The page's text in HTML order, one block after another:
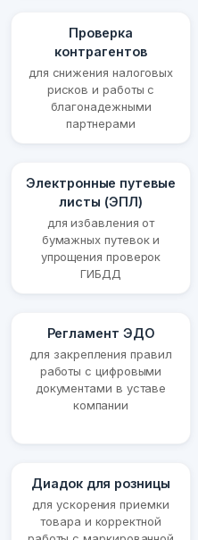
Проверка
контрагентов
для снижения налоговых
рисков и работы с
благонадежными
партнерами
Электронные путевые
листы (ЭПЛ)
для избавления от
бумажных путевок и
упрощения проверок
ГИБДД
Регламент ЭДО
для закрепления правил
работы с цифровыми
документами в уставе
компании
Диадок для розницы
для ускорения приемки
товара и корректной